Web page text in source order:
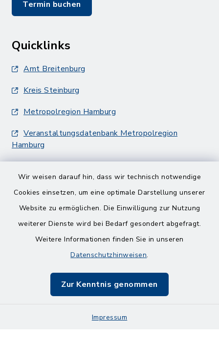
Wir weisen darauf hin, dass wir technisch notwendige
Cookies einsetzen, um eine optimale Darstellung unserer
Website zu ermöglichen. Die Einwilligung zur Nutzung
weiterer Dienste wird bei Bedarf gesondert abgefragt.
Weitere Informationen finden Sie in unseren
Datenschutzhinweisen.
Zur Kenntnis genommen
Impressum
Termin buchen
Quicklinks
Amt Breitenburg
Kreis Steinburg
Metropolregion Hamburg
Veranstaltungsdatenbank Metropolregion
Hamburg
Barrierefreiheit
Impressum
Sitemap